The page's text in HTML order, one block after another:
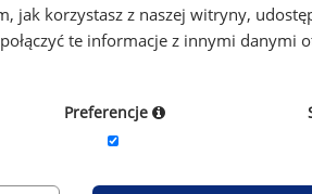
grupa stanowisk:
jak korzystasz z naszej witryny,
te informacje z innymi danymi
Preferencje